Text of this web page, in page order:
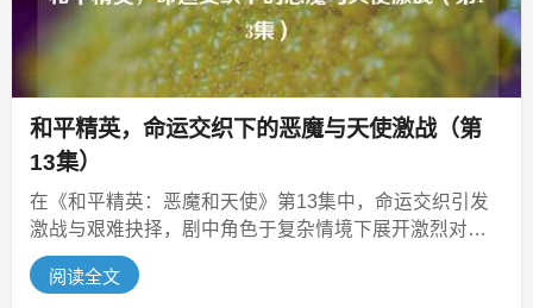
和平精英，命运交织下的恶魔与天使激战（第
13集）
在《和平精英：恶魔和天使》第13集中，命运交织引发
激战与艰难抉择，剧中角色于复杂情境下展开激烈对
抗，战斗场面紧张刺激，面临命运的...
阅读全文